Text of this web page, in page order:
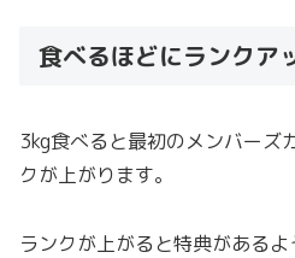
食べるほどにランクア
3kg食べると最初のメンバーズ
クが上がります。
ランクが上がると特典がある